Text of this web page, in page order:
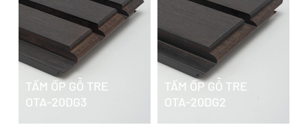
TẤM ỐP GỖ TRE
OTA-20DG3
TẤM ỐP GỖ TRE
OTA-20DG2